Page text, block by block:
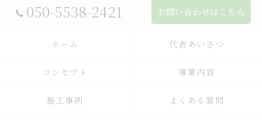
050-5538-2421 お問い合わせはこちら
ホーム 代表あいさつ
コンセプト 事業内容
施工事例 よくある質問